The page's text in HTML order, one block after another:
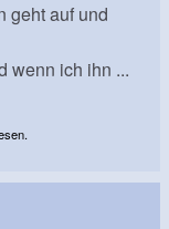
geht auf und
wenn ich ihn ...